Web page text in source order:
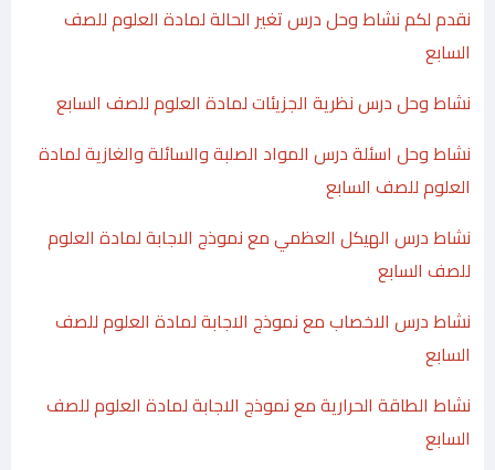
نقدم لكم نشاط وحل درس تغير الحالة لمادة العلوم للصف
السابع
نشاط وحل درس نظرية الجزيئات لمادة العلوم للصف السابع
نشاط وحل اسئلة درس المواد الصلبة والسائلة والغازية لمادة
العلوم للصف السابع
نشاط درس الهيكل العظمي مع نموذج الاجابة لمادة العلوم
للصف السابع
نشاط درس الاخصاب مع نموذج الاجابة لمادة العلوم للصف
السابع
نشاط الطاقة الحرارية مع نموذج الاجابة لمادة العلوم للصف
السابع